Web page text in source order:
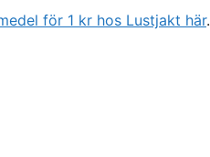
för 1 kr hos Lustjakt här.